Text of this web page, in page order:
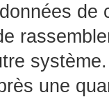
de
une